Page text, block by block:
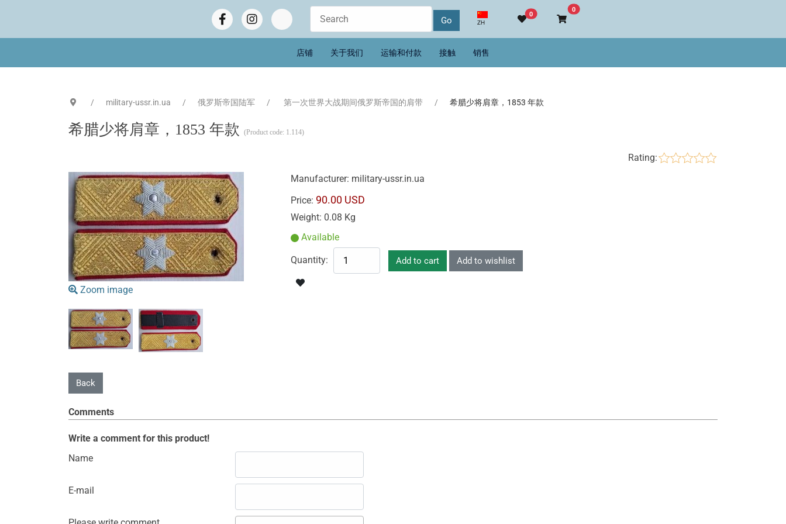
选择你的语音
ZH
0
0Go to cart
店铺 关于我们 运输和付款 接触 销售
military-ussr.in.ua 俄罗斯帝国陆军 第一次世界大战期间俄罗斯帝国的肩带 希腊少将肩章，1853 年款
希腊少将肩章，1853 年款 (Product code: 1.114)
Rating:
Zoom image
Manufacturer: military-ussr.in.ua
Price: 90.00 USD
Weight: 0.08 Kg
Available
Quantity:
Comments
Write a comment for this product!
Name
E-mail